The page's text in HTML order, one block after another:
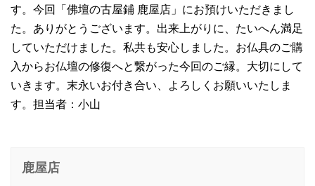
す。今回「佛壇の古屋鋪 鹿屋店」にお預けいただきまし
た。ありがとうございます。出来上がりに、たいへん満足
していただけました。私共も安心しました。お仏具のご購
入からお仏壇の修復へと繋がった今回のご縁。大切にして
いきます。末永いお付き合い、よろしくお願いいたしま
す。担当者：小山
鹿屋店